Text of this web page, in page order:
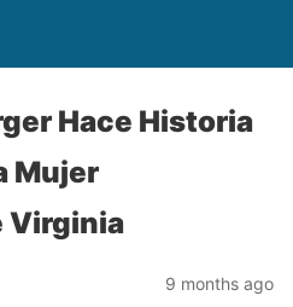
Hace Historia
Mujer
Virginia
9 months ago